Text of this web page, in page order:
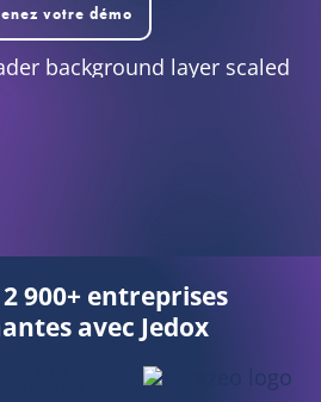
votre démo
900+ entreprises
avec Jedox